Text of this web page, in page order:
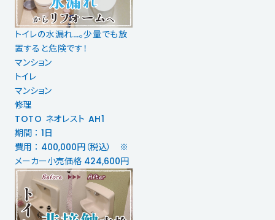
トイレの水漏れ…。少量でも放
置すると危険です！
マンション
トイレ
マンション
修理
TOTO ネオレスト AH1
期間 ： 1日
費用 ： 400,000円（税込） ※
メーカー小売価格 424,600円